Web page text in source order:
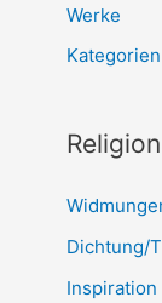
Werke
Kategorien
Dichtung/
Inspiration